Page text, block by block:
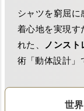
シャツを窮屈
着心地を実現す
れた、
ノンス
術「動体設計」
世